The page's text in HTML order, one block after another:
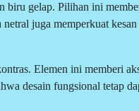
biru gelap. Pilihan ini
juga memperkuat
Elemen ini memberi
desain fungsional tetap